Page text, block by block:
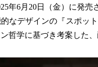
年6月20日（金）に発
なデザインの『スポッ
哲学に基づき考案した